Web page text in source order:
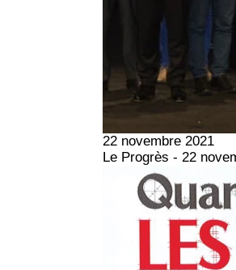
22 novembre 2021
Le Progrès - 22